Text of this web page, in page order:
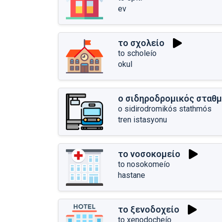
ev
το σχολείο
to scholeío
okul
ο σιδηροδρομικός
o sidirodromikós stathmós
tren istasyonu
το νοσοκομείο
to nosokomeío
hastane
το ξενοδοχείο
to xenodocheío